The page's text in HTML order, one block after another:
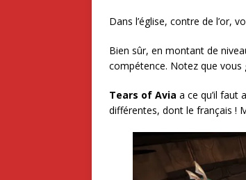
Dans l’église, contre de l’or,
Bien sûr, en montant de
compétence. Notez que vous
Tears of Avia a ce qu’il faut
différentes, dont le français !